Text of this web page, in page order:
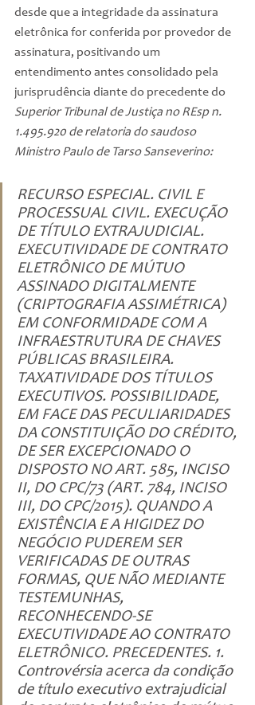
desde que a integridade da assinatura
eletrônica for conferida por provedor de
assinatura, positivando um
entendimento antes consolidado pela
jurisprudência diante do precedente do
Superior Tribunal de Justiça no REsp n.
1.495.920 de relatoria do saudoso
Ministro Paulo de Tarso Sanseverino:
RECURSO ESPECIAL. CIVIL E
PROCESSUAL CIVIL. EXECUÇÃO
DE TÍTULO EXTRAJUDICIAL.
EXECUTIVIDADE DE CONTRATO
ELETRÔNICO DE MÚTUO
ASSINADO DIGITALMENTE
(CRIPTOGRAFIA ASSIMÉTRICA)
EM CONFORMIDADE COM A
INFRAESTRUTURA DE CHAVES
PÚBLICAS BRASILEIRA.
TAXATIVIDADE DOS TÍTULOS
EXECUTIVOS. POSSIBILIDADE,
EM FACE DAS PECULIARIDADES
DA CONSTITUIÇÃO DO CRÉDITO,
DE SER EXCEPCIONADO O
DISPOSTO NO ART. 585, INCISO
II, DO CPC/73 (ART. 784, INCISO
III, DO CPC/2015). QUANDO A
EXISTÊNCIA E A HIGIDEZ DO
NEGÓCIO PUDEREM SER
VERIFICADAS DE OUTRAS
FORMAS, QUE NÃO MEDIANTE
TESTEMUNHAS,
RECONHECENDO-SE
EXECUTIVIDADE AO CONTRATO
ELETRÔNICO. PRECEDENTES. 1.
Controvérsia acerca da condição
de título executivo extrajudicial